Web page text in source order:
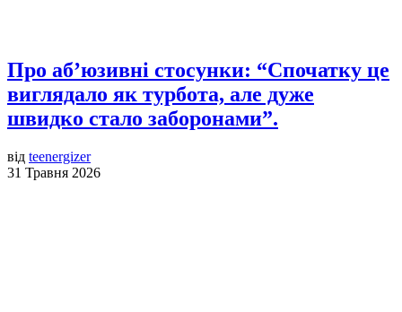
Про аб’юзивні стосунки: “Спочатку це
виглядало як турбота, але дуже
швидко стало заборонами”.
від teenergizer
31 Травня 2026